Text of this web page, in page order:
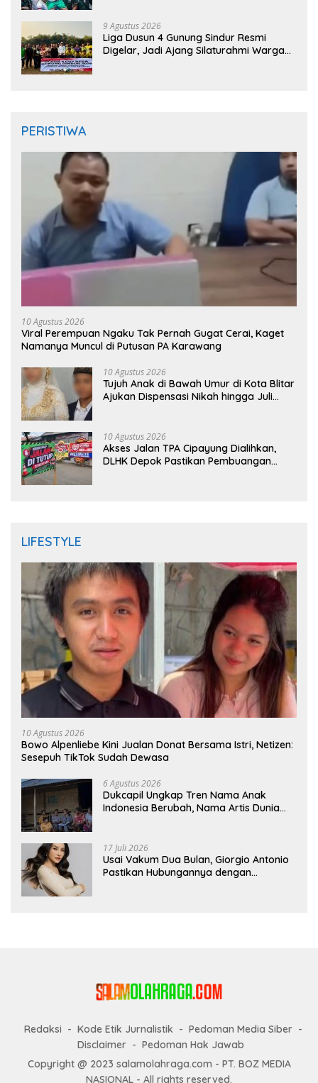
9 Agustus 2026
Liga Dusun 4 Gunung Sindur Resmi
Digelar, Jadi Ajang Silaturahmi Warga
PERISTIWA
10 Agustus 2026
Viral Perempuan Ngaku Tak Pernah Gugat Cerai, Kaget
Namanya Muncul di Putusan PA Karawang
10 Agustus 2026
Tujuh Anak di Bawah Umur di Kota Blitar
Ajukan Dispensasi Nikah hingga Juli
10 Agustus 2026
Akses Jalan TPA Cipayung Dialihkan,
DLHK Depok Pastikan Pembuangan
LIFESTYLE
10 Agustus 2026
Bowo Alpenliebe Kini Jualan Donat Bersama Istri, Netizen:
Sesepuh TikTok Sudah Dewasa
6 Agustus 2026
Dukcapil Ungkap Tren Nama Anak
Indonesia Berubah, Nama Artis Dunia
17 Juli 2026
Usai Vakum Dua Bulan, Giorgio Antonio
Pastikan Hubungannya dengan
Redaksi Kode Etik Jurnalistik
Pedoman Media Siber
Disclaimer
Pedoman Hak Jawab
Copyright @ 2023 salamolahraga.com - PT. BOZ MEDIA
NASIONAL - All rights reserved.